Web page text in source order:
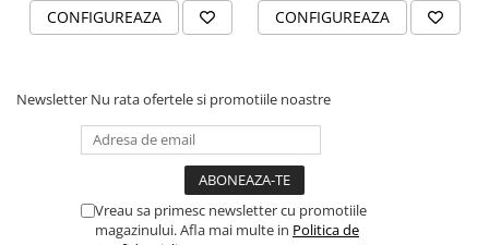
PLACUTE INFORMATIVE
TRICOURI MĂRCI AUTO
TRICOURI AUDI
TRICOURI BMW
TRICOURI FORD
CONFIGUREAZA CONFIGUREAZA
Newsletter Nu rata ofertele si promotiile noastre
Vreau sa primesc newsletter cu promotiile
magazinului. Afla mai multe in Politica de